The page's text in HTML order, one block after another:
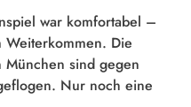
war komfortabel –
Die
München sind gegen
Nur noch eine